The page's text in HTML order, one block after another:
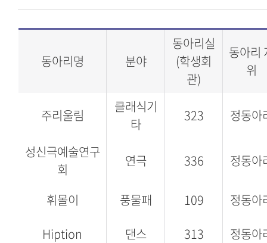
동아리명 분야
동아리실
(학생회
관)
동아리
위
주리울림
클래식기
타
323 정동아
성신극예술연구
회
연극 336 정동아
휘몰이 풍물패 109
정동아
Hiption
댄스 313
정동아